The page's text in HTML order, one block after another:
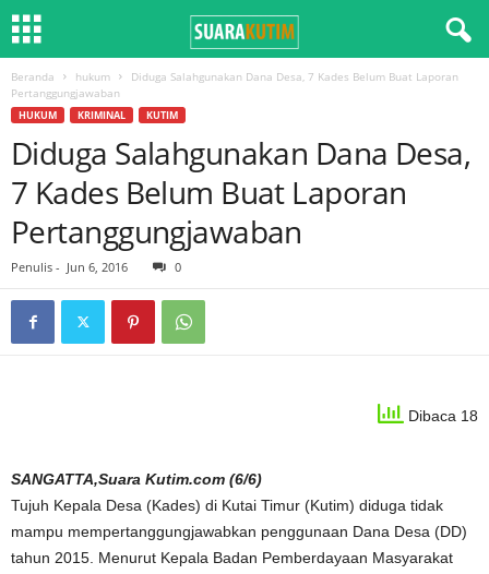
Beranda hukum
Diduga Salahgunakan Dana Desa, 7 Kades Belum Buat Laporan
Pertanggungjawaban
HUKUM KRIMINAL KUTIM
Diduga Salahgunakan Dana Desa,
7 Kades Belum Buat Laporan
Pertanggungjawaban
Penulis - Jun 6, 2016 0
Dibaca 18
SANGATTA,Suara Kutim.com (6/6)
Tujuh Kepala Desa (Kades) di Kutai Timur (Kutim) diduga tidak
mampu mempertanggungjawabkan penggunaan Dana Desa (DD)
tahun 2015. Menurut Kepala Badan Pemberdayaan Masyarakat